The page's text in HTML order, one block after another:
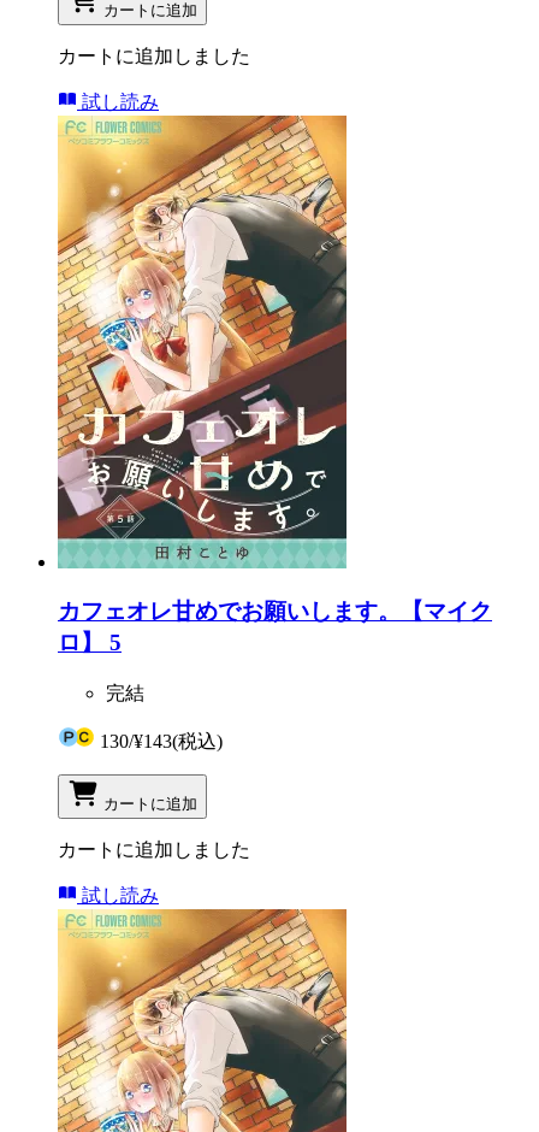
カートに追加
カートに追加しました
試し読み
カフェオレ甘めでお願いします。【マイク
ロ】 5
完結
130/¥143(税込)
カートに追加
カートに追加しました
試し読み